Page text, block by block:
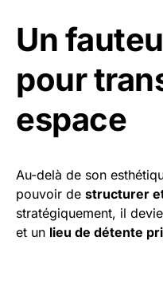
Un
pour
espace
Au-delà de son
pouvoir de structurer
stratégiquement, il
et un lieu de détente